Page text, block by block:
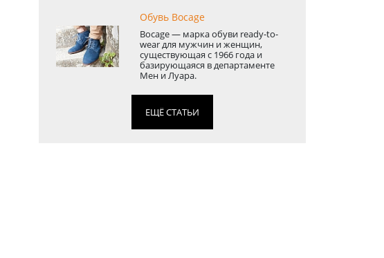
Обувь Bocage
Bocage — марка обуви ready-to-
wear для мужчин и женщин,
существующая с 1966 года и
базирующаяся в департаменте
Мен и Луара.
ЕЩЁ СТАТЬИ